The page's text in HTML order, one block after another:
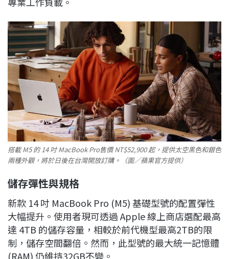
搭載 M5 的 14 吋 MacBook Pro售價 NT$52,900 起，提供太空黑色和銀色
兩種外觀，將於日後在台灣開放訂購。（圖／蘋果官方提供）
儲存彈性與規格
新款 14 吋 MacBook Pro (M5) 基礎型號的配置彈性
大幅提升。使用者現可透過 Apple 線上商店選配最高
達 4TB 的儲存容量，相較於前代機型最高2TB的限
制，儲存空間翻倍。然而，此型號的最大統一記憶體
(RAM) 仍維持32GB不變。